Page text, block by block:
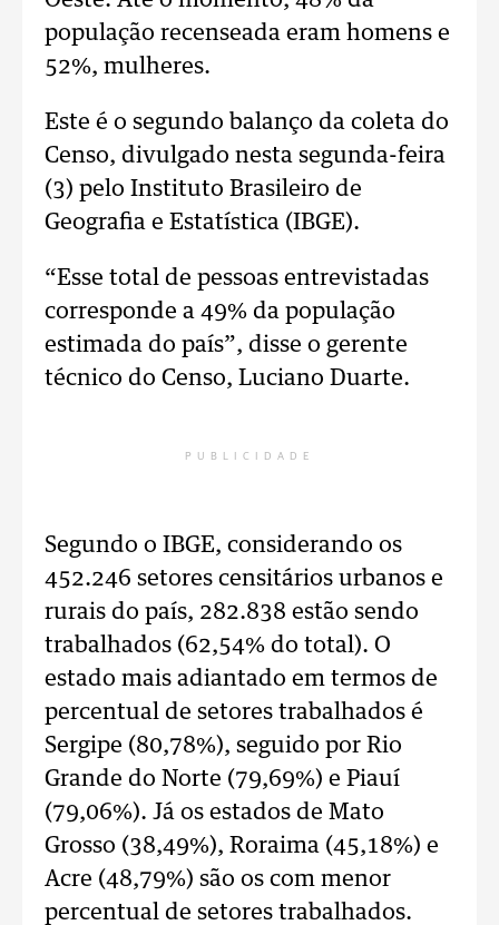
população recenseada eram homens e
52%, mulheres.
Este é o segundo balanço da coleta do
Censo, divulgado nesta segunda-feira
(3) pelo Instituto Brasileiro de
Geografia e Estatística (IBGE).
“Esse total de pessoas entrevistadas
corresponde a 49% da população
estimada do país”, disse o gerente
técnico do Censo, Luciano Duarte.
PUBLICIDADE
Segundo o IBGE, considerando os
452.246 setores censitários urbanos e
rurais do país, 282.838 estão sendo
trabalhados (62,54% do total). O
estado mais adiantado em termos de
percentual de setores trabalhados é
Sergipe (80,78%), seguido por Rio
Grande do Norte (79,69%) e Piauí
(79,06%). Já os estados de Mato
Grosso (38,49%), Roraima (45,18%) e
Acre (48,79%) são os com menor
percentual de setores trabalhados.